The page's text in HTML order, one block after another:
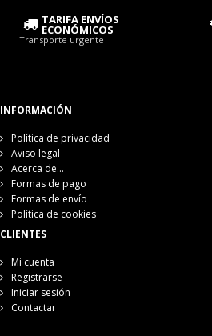
TARIFA ENVÍOS
ECONÓMICOS
Transporte urgente
INFORMACIÓN
Política de privacidad
Aviso legal
Acerca de...
Formas de pago
Formas de envío
Política de cookies
CLIENTES
Mi cuenta
Registrarse
Iniciar sesión
Contactar